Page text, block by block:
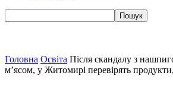
Головна Освіта Після скандалу з
м’ясом, у Житомирі перевірять